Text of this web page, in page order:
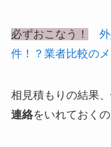
必ずおこなう！
件！？業者比較の
相見積もりの結果、
連絡をいれておくの